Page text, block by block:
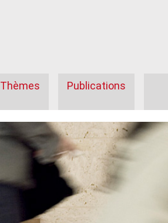
Thèmes Publications